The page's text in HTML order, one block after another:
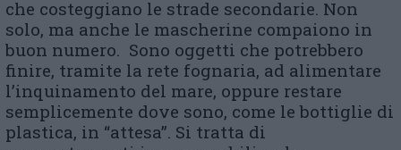
che costeggiano le strade secondarie. Non
solo, ma anche le mascherine compaiono in
buon numero. Sono oggetti che potrebbero
finire, tramite la rete fognaria, ad alimentare
l’inquinamento del mare, oppure restare
semplicemente dove sono, come le bottiglie di
plastica, in “attesa”. Si tratta di